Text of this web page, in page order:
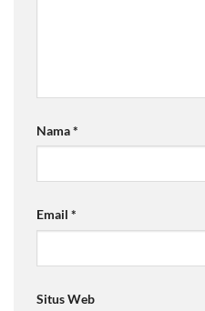
Nama*
Email *
Situs Web